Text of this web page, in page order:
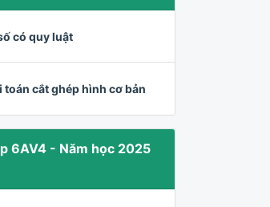
có quy luật
toán cắt ghép hình cơ bản
6AV4 - Năm học 2025